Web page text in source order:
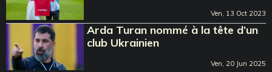
Ven, 13 Oct 2023
Arda Turan nommé à la tête d’un
club Ukrainien
Ven, 20 Jun 2025